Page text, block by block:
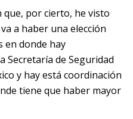
que, por cierto, he visto
a haber una elección
en donde hay
Secretaría de Seguridad
y hay está coordinación
tiene que haber mayor